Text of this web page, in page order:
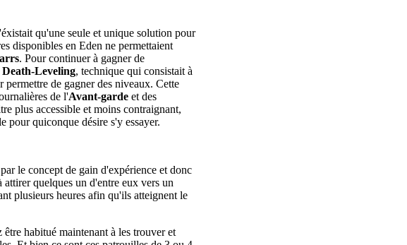
qu'une seule et unique solution pour
disponibles en Eden ne permettaient
. Pour continuer à gagner de
Death-Leveling, technique qui consistait à
de gagner des niveaux. Cette
de l'Avant-garde et des
plus accessible et moins contraignant,
pour quiconque désire s'y essayer.
le concept de gain d'expérience et donc
attirer quelques un d'entre eux vers un
plusieurs heures afin qu'ils atteignent le
être habitué maintenant à les trouver et